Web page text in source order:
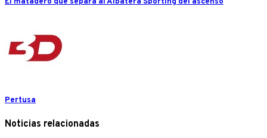
Pertusa
Noticias relacionadas